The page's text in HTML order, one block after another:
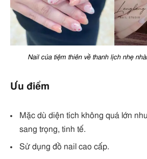
Nail của tiệm thiên về thanh lịch nhẹ
Ưu điểm
Mặc dù diện tích không quá lớn
sang trọng, tinh tế.
Sử dụng đồ nail cao cấp.